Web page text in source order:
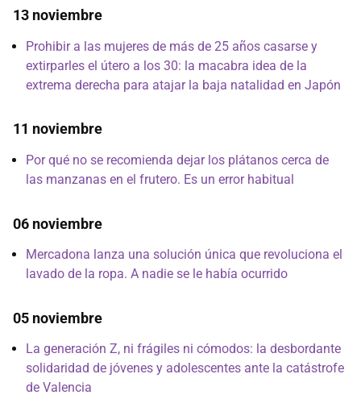
13 noviembre
Prohibir a las mujeres de más de 25 años casarse y
extirparles el útero a los 30: la macabra idea de la
extrema derecha para atajar la baja natalidad en Japón
11 noviembre
Por qué no se recomienda dejar los plátanos cerca de
las manzanas en el frutero. Es un error habitual
06 noviembre
Mercadona lanza una solución única que revoluciona el
lavado de la ropa. A nadie se le había ocurrido
05 noviembre
La generación Z, ni frágiles ni cómodos: la desbordante
solidaridad de jóvenes y adolescentes ante la catástrofe
de Valencia